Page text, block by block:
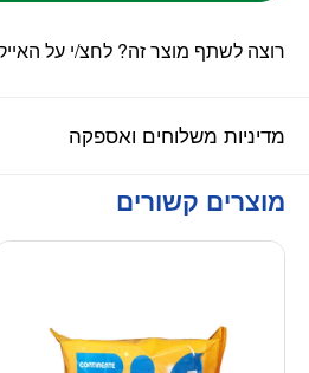
מדיניות משלוחים ואספקה
רוצה לשתף מוצר זה? לחצ/י על
מוצרים קשורים